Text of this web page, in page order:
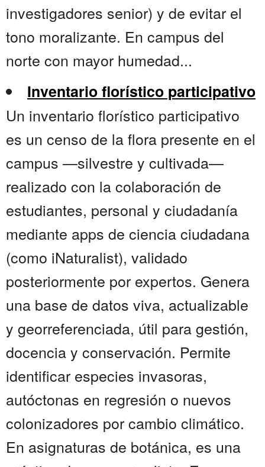
investigadores senior) y de evitar el
tono moralizante. En campus del
norte con mayor humedad...
Inventario florístico participativo
Un inventario florístico participativo
es un censo de la flora presente en el
campus —silvestre y cultivada—
realizado con la colaboración de
estudiantes, personal y ciudadanía
mediante apps de ciencia ciudadana
(como iNaturalist), validado
posteriormente por expertos. Genera
una base de datos viva, actualizable
y georreferenciada, útil para gestión,
docencia y conservación. Permite
identificar especies invasoras,
autóctonas en regresión o nuevos
colonizadores por cambio climático.
En asignaturas de botánica, es una